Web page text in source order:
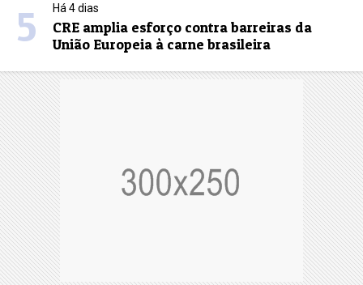
5 Há 4 dias
CRE amplia esforço contra barreiras da
União Europeia à carne brasileira